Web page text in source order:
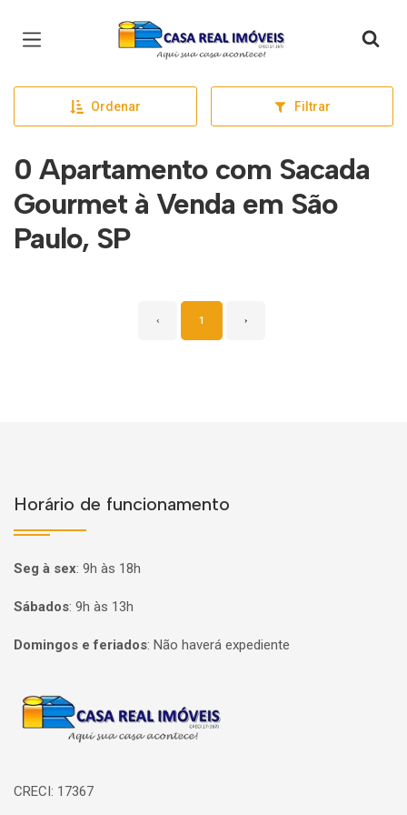
Página inicial
Ordenar Filtrar
0 Apartamento com Sacada
Gourmet à Venda em São
Paulo, SP
‹ 1 ›
Horário de funcionamento
Seg à sex: 9h às 18h
Sábados: 9h às 13h
Domingos e feriados: Não haverá expediente
Página inicial
CRECI: 17367